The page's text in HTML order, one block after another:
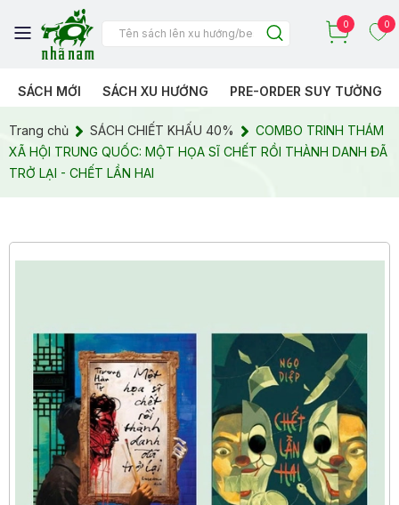
0 0
SÁCH MỚI SÁCH XU HƯỚNG PRE-ORDER SUY TƯỞNG
Trang chủ SÁCH CHIẾT KHẤU 40%
COMBO TRINH THÁM
XÃ HỘI TRUNG QUỐC: MỘT HỌA SĨ CHẾT RỒI THÀNH DANH ĐÃ
TRỞ LẠI - CHẾT LẦN HAI